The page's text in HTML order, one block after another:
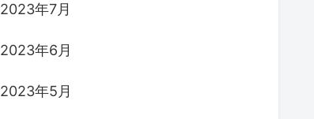
2023年7月
2023年6月
2023年5月